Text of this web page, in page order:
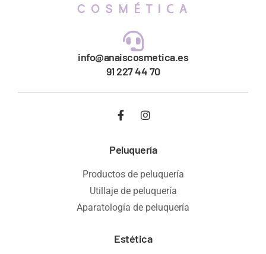
info@anaiscosmetica.es
91 227 44 70
Peluquería
Productos de peluquería
Utillaje de peluquería
Aparatología de peluquería
Estética